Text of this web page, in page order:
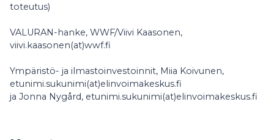
toteutus)
VALURAN-hanke, WWF/Viivi Kaasonen,
viivi.kaasonen(at)wwf.fi
Ympäristö- ja ilmastoinvestoinnit, Miia Koivunen,
etunimi.sukunimi(at)elinvoimakeskus.fi
ja Jonna Nygård, etunimi.sukunimi(at)elinvoimakeskus.fi